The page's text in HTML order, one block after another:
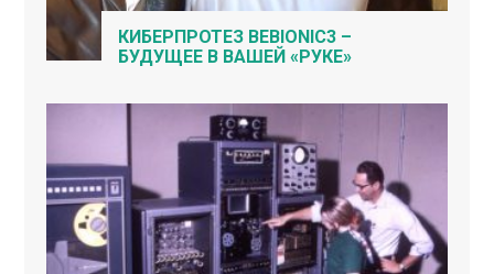
КИБЕРПРОТЕЗ BEBIONIC3 –
БУДУЩЕЕ В ВАШЕЙ «РУКЕ»